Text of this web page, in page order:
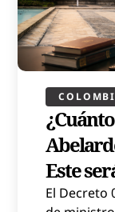
Este
El Decreto